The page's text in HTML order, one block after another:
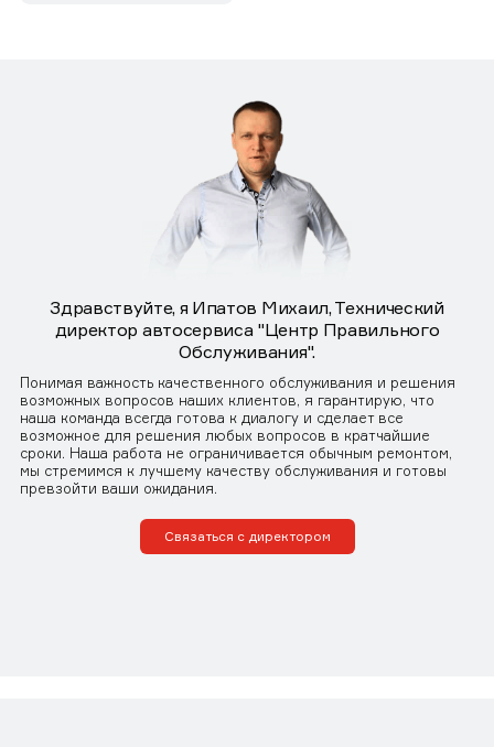
Здравствуйте, я Ипатов Михаил, Технический
директор автосервиса "Центр Правильного
Обслуживания".
Понимая важность качественного обслуживания и решения
возможных вопросов наших клиентов, я гарантирую, что
наша команда всегда готова к диалогу и сделает все
возможное для решения любых вопросов в кратчайшие
сроки. Наша работа не ограничивается обычным ремонтом,
мы стремимся к лучшему качеству обслуживания и готовы
превзойти ваши ожидания.
Связаться с директором